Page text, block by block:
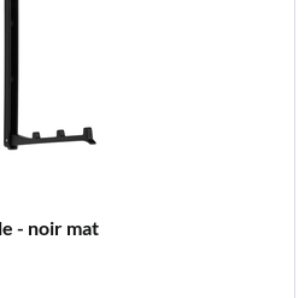
- noir mat